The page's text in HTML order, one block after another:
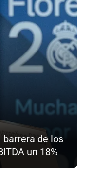
barrera de los
un 18%